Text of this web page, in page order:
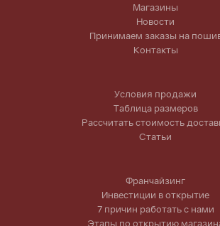
Магазины
Новости
Принимаем заказы на
Контакты
Условия продажи
Таблица размеров
Рассчитать стоимость
Статьи
Франчайзинг
Инвестиции в открытие
7 причин работать с нами
Этапы по открытию